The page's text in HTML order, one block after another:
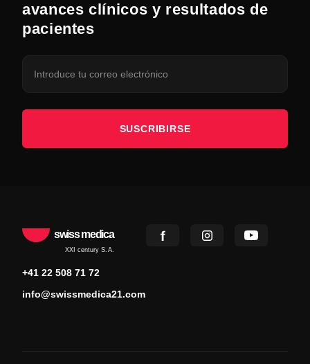
avances clínicos y resultados de
pacientes
SUSCRIBIRSE
swiss medica
XXI century S.A.
+41 22 508 71 72
info@swissmedica21.com